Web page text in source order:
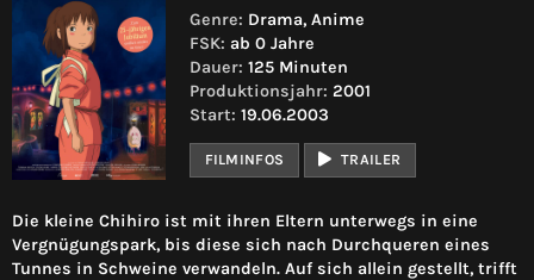
Genre: Drama, Anime
FSK: ab 0 Jahre
Dauer: 125 Minuten
Produktionsjahr: 2001
Start: 19.06.2003
FILMINFOS TRAILER
Die kleine Chihiro ist mit ihren Eltern unterwegs in eine
Vergnügungspark, bis diese sich nach Durchqueren eines
Tunnes in Schweine verwandeln. Auf sich allein gestellt, trifft